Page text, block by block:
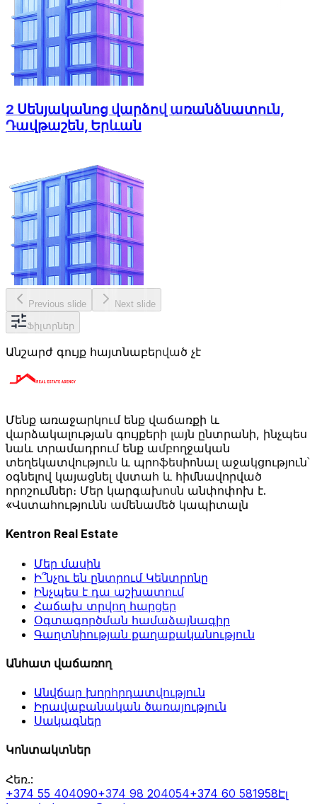
2 Սենյականոց վարձով առանձնատուն,
Դավթաշեն, Երևան
Previous slide Next slide
Ֆիլտրներ
Անշարժ գույք հայտնաբերված չէ
Մենք առաջարկում ենք վաճառքի և
վարձակալության գույքերի լայն ընտրանի, ինչպես
նաև տրամադրում ենք ամբողջական
տեղեկատվություն և պրոֆեսիոնալ աջակցություն՝
օգնելով կայացնել վստահ և հիմնավորված
որոշումներ։ Մեր կարգախոսն անփոփոխ է.
«Վստահությունն ամենամեծ կապիտալն
Kentron Real Estate
Մեր մասին
Ի՞նչու են ընտրում Կենտրոնը
Ինչպես է դա աշխատում
Հաճախ տրվող հարցեր
Օգտագործման համաձայնագիր
Գաղտնիության քաղաքականություն
Անհատ վաճառող
Անվճար խորհրդատվություն
Իրավաբանական ծառայություն
Սակագներ
Կոնտակտներ
Հեռ.:
+374 55 404090+374 98 204054+374 60 581958Էլ